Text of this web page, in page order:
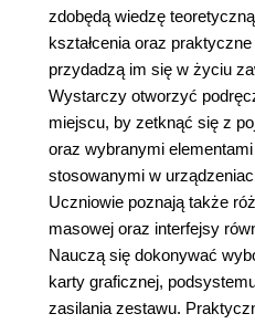
zdobędą wiedzę
kształcenia oraz
przydadzą im się w życiu
Wystarczy otworzyć
miejscu, by zetknąć się z
oraz wybranymi
stosowanymi w
Uczniowie poznają także
masowej oraz interfejsy
Nauczą się dokonywać
karty graficznej,
zasilania zestawu.